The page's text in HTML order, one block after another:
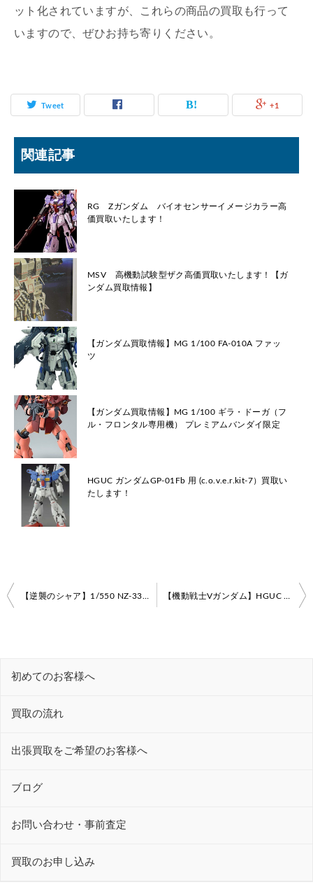
ット化されていますが、これらの商品の買取も行って
いますので、ぜひお持ち寄りください。
Tweet +1
関連記事
RG Ζガンダム バイオセンサーイメージカラー高
価買取いたします！
MSV 高機動試験型ザク高価買取いたします！【ガ
ンダム買取情報】
【ガンダム買取情報】MG 1/100 FA-010A ファッ
ツ
【ガンダム買取情報】MG 1/100 ギラ・ドーガ（フ
ル・フロンタル専用機） プレミアムバンダイ限定
HGUC ガンダムGP-01Fb 用 (c.o.v.e.r.kit-7）買取い
たします！
投
ゲ
ー
ョ
【逆襲のシャア】1/550 NZ-333 α・アジール【ガンダム買取情報】 【機動戦士Vガンダム】HGUC No.165 1/144 LM312V04 ヴィクトリーガンダム【ガンダム買取情報】
初めてのお客様へ
買取の流れ
出張買取をご希望のお客様へ
ブログ
お問い合わせ・事前査定
買取のお申し込み